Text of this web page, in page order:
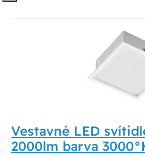
Vestavné LED
2000lm barva